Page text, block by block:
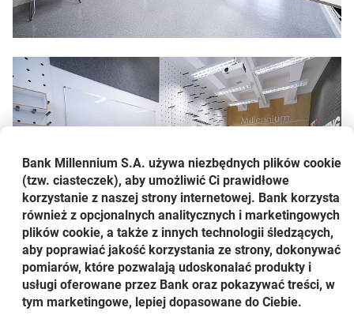
Udostępnij
Bank Millennium S.A. używa niezbędnych plików cookie
(tzw. ciasteczek), aby umożliwić Ci prawidłowe
korzystanie z naszej strony internetowej. Bank korzysta
również z opcjonalnych analitycznych i marketingowych
plików cookie, a także z innych technologii śledzących,
aby poprawiać jakość korzystania ze strony, dokonywać
pomiarów, które pozwalają udoskonalać produkty i
usługi oferowane przez Bank oraz pokazywać treści, w
tym marketingowe, lepiej dopasowane do Ciebie.